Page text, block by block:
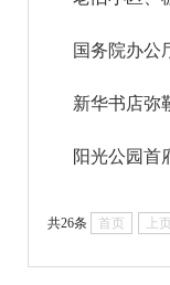
就业创业
新华书店弥
阳光公园首
共26条 首页 上页